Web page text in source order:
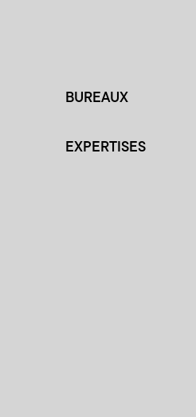
EXPERTISES
BUREAUX